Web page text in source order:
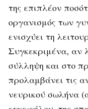
της επιπλέον
οργανισμός των
ενισχύει τη
Συγκεκριμένα, αν
σύλληψη και στο
προλαμβάνει τις
νευρικού σωλήνα